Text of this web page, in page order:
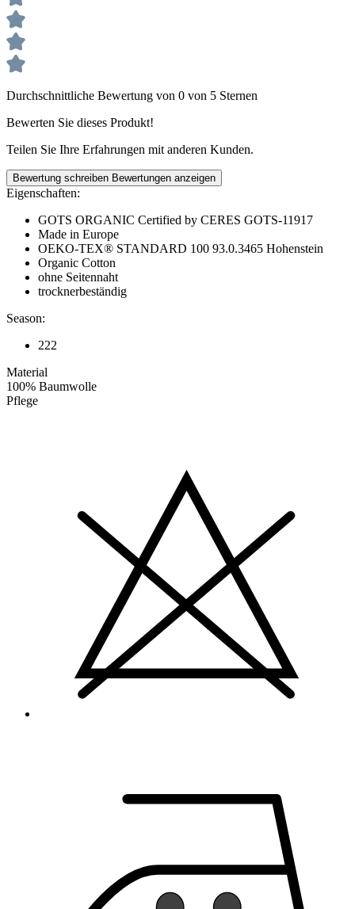
Durchschnittliche Bewertung von 0 von 5 Sternen
Bewerten Sie dieses Produkt!
Teilen Sie Ihre Erfahrungen mit anderen Kunden.
Bewertung schreiben Bewertungen anzeigen
Eigenschaften:
GOTS ORGANIC Certified by CERES GOTS-11917
Made in Europe
OEKO-TEX® STANDARD 100 93.0.3465 Hohenstein
Organic Cotton
ohne Seitennaht
trocknerbeständig
Season:
222
Material
100% Baumwolle
Pflege